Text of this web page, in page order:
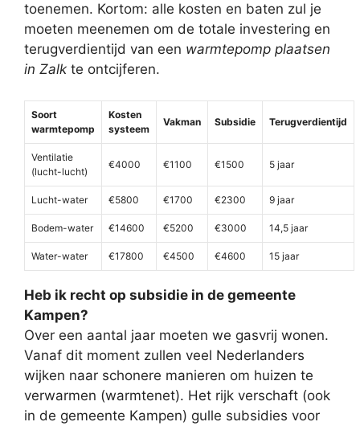
toenemen. Kortom: alle kosten en baten zul je
moeten meenemen om de totale investering en
terugverdientijd van een warmtepomp plaatsen
in Zalk te ontcijferen.
Soort
warmtepomp
Kosten
systeem
Vakman Subsidie Terugverdientijd
Ventilatie
(lucht-lucht)
€4000 €1100 €1500 5 jaar
Lucht-water €5800 €1700 €2300 9 jaar
Bodem-water €14600 €5200 €3000 14,5 jaar
Water-water €17800 €4500 €4600 15 jaar
Heb ik recht op subsidie in de gemeente
Kampen?
Over een aantal jaar moeten we gasvrij wonen.
Vanaf dit moment zullen veel Nederlanders
wijken naar schonere manieren om huizen te
verwarmen (warmtenet). Het rijk verschaft (ook
in de gemeente Kampen) gulle subsidies voor